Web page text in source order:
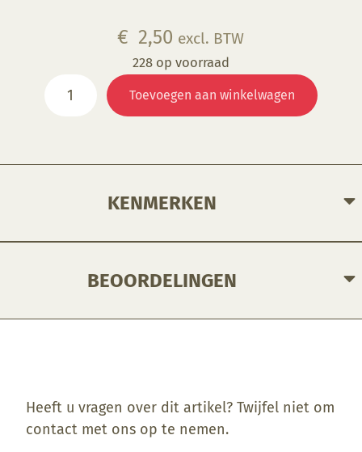
€ 2,50 excl. BTW
228 op voorraad
Penseel
2
Toevoegen aan winkelwagen
KENMERKEN
BEOORDELINGEN
Heeft u vragen over dit artikel? Twijfel niet om
contact met ons op te nemen.